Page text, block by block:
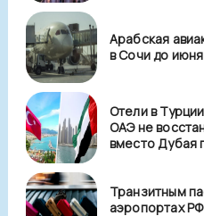
Арабская
в Сочи до июня
Отели в
ОАЭ не
вместо Дубая
Транзитным
аэропортах